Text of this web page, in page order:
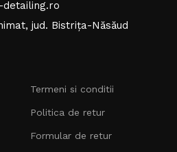
detailing.ro
jud. Bistrița-Năsăud
Termeni si conditii
Politica de retur
Formular de retur